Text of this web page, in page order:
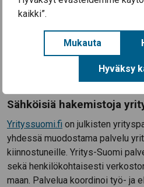
kaikki”.
Mukauta
Hyväksy
suunnitteluun, rahoitukseen,
lomakkeet ja laskentapohjat
Siirry tästä Säkylän Yritystulkkiin
Sähköisiä hakemistoja
Yrityssuomi.fi on julkisten
yhdessä muodostama palvelu
kiinnostuneille. Yritys-Suomi
sekä henkilökohtaisesti
maan. Palvelua koordinoi työ- ja